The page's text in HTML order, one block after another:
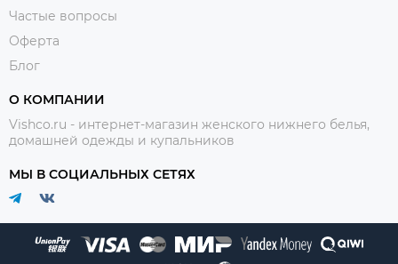
Частые вопросы
Оферта
Блог
О КОМПАНИИ
Vishco.ru - интернет-магазин женского нижнего белья,
домашней одежды и купальников
МЫ В СОЦИАЛЬНЫХ СЕТЯХ